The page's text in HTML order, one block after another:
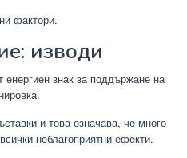
фактори.
изводи
енергиен знак за поддържане на
и това означава, че много
неблагоприятни ефекти.